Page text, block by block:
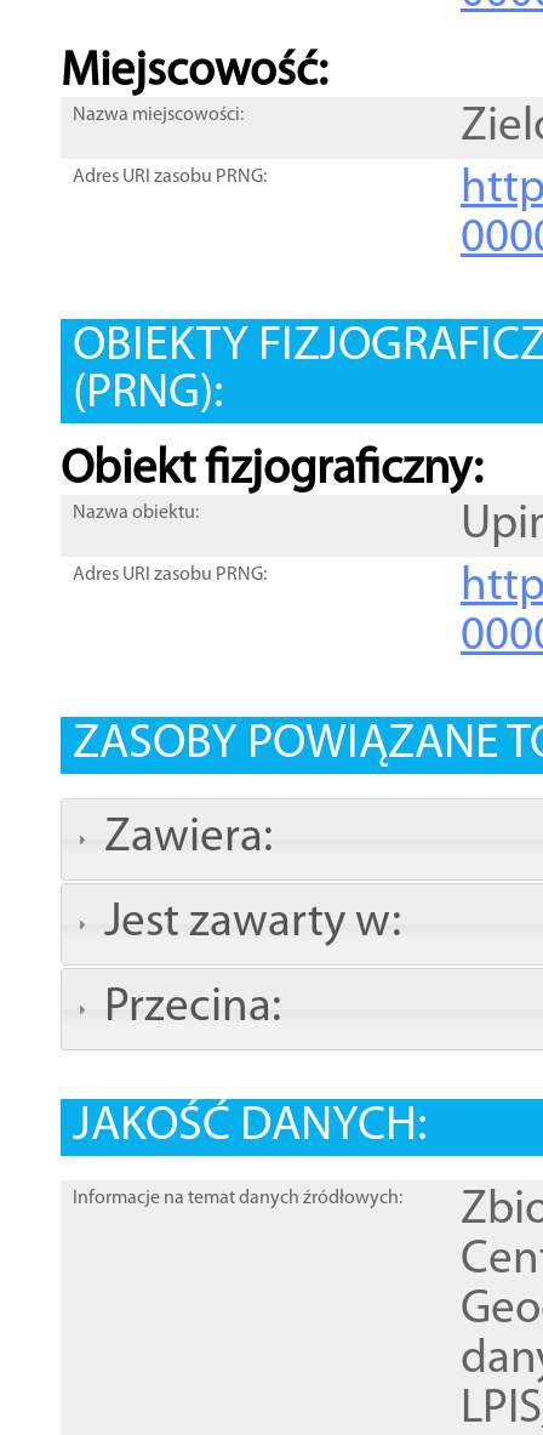
Miejscowość:
Nazwa miejscowości:
Adres URI zasobu PRNG:
OBIEKTY
(PRNG):
Obiekt fizjograficzny:
Nazwa obiektu:
Adres URI zasobu PRNG:
ZASOBY POWIĄZANE
Zawiera:
Jest zawarty w:
Przecina:
JAKOŚĆ DANYCH:
Informacje na temat danych źródłowych: